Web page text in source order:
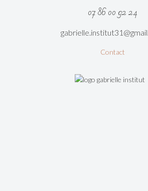
07 86 00 92 24
Contact